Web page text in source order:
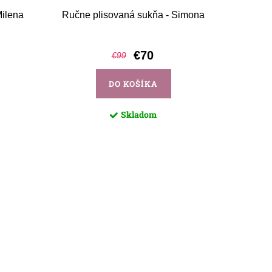
Ručne plisovaná sukňa - Simona
€99 €70
DO KOŠÍKA
Skladom